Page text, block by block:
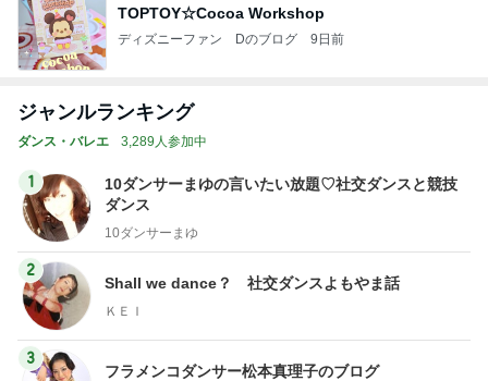
TOPTOY☆Cocoa Workshop
ディズニーファン Dのブログ 9日前
ジャンルランキング
ダンス・バレエ 3,289人参加中
1
10ダンサーまゆの言いたい放題♡社交ダンスと競技
ダンス
10ダンサーまゆ
2
Shall we dance？ 社交ダンスよもやま話
ＫＥＩ
3
フラメンコダンサー松本真理子のブログ